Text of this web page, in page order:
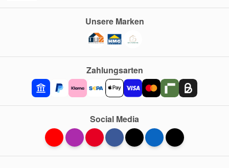
Zahlungsarten
Unsere Marken
Social Media